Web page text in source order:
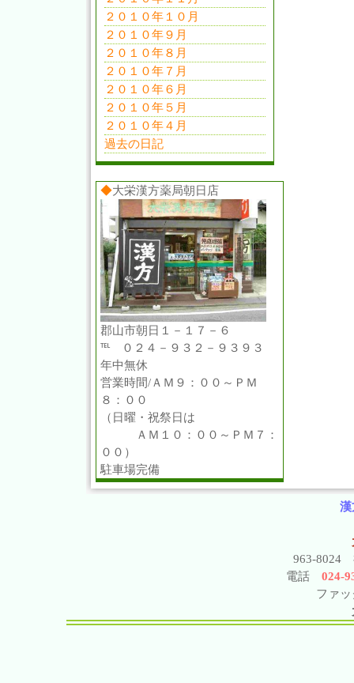
２０１０年１０月
２０１０年９月
２０１０年８月
２０１０年７月
２０１０年６月
２０１０年５月
２０１０年４月
過去の日記
◆大栄漢方薬局朝日店
郡山市朝日１－１７－６
℡ ０２４－９３２－９３９３
年中無休
営業時間/ＡＭ９：００～ＰＭ
８：００
（日曜・祝祭日は
ＡＭ１０：００～ＰＭ７：
００）
駐車場完備
963-8024
電話 024-
ファ